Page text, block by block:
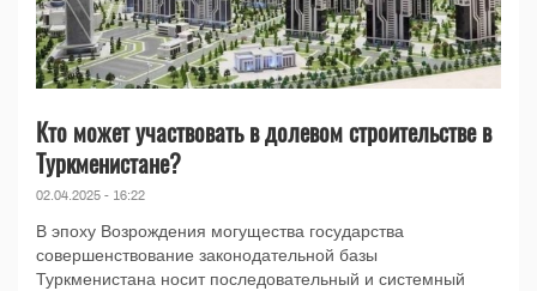
Кто может участвовать в долевом строительстве в
Туркменистане?
02.04.2025 - 16:22
В эпоху Возрождения могущества государства
совершенствование законодательной базы
Туркменистана носит последовательный и системный